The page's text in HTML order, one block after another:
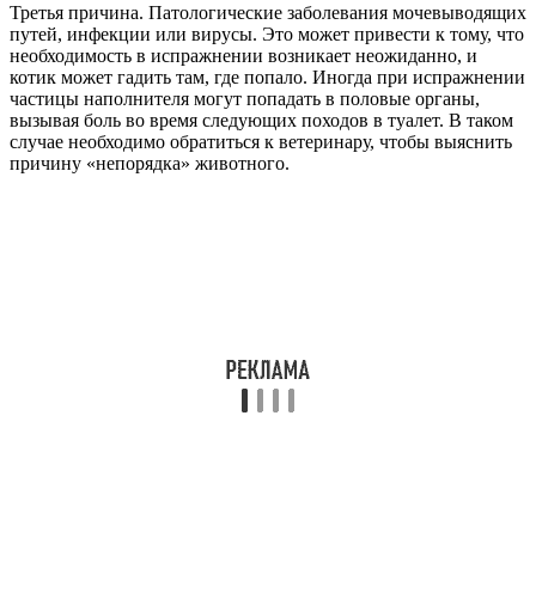
Третья причина. Патологические заболевания мочевыводящих
путей, инфекции или вирусы. Это может привести к тому, что
необходимость в испражнении возникает неожиданно, и
котик может гадить там, где попало. Иногда при испражнении
частицы наполнителя могут попадать в половые органы,
вызывая боль во время следующих походов в туалет. В таком
случае необходимо обратиться к ветеринару, чтобы выяснить
причину «непорядка» животного.